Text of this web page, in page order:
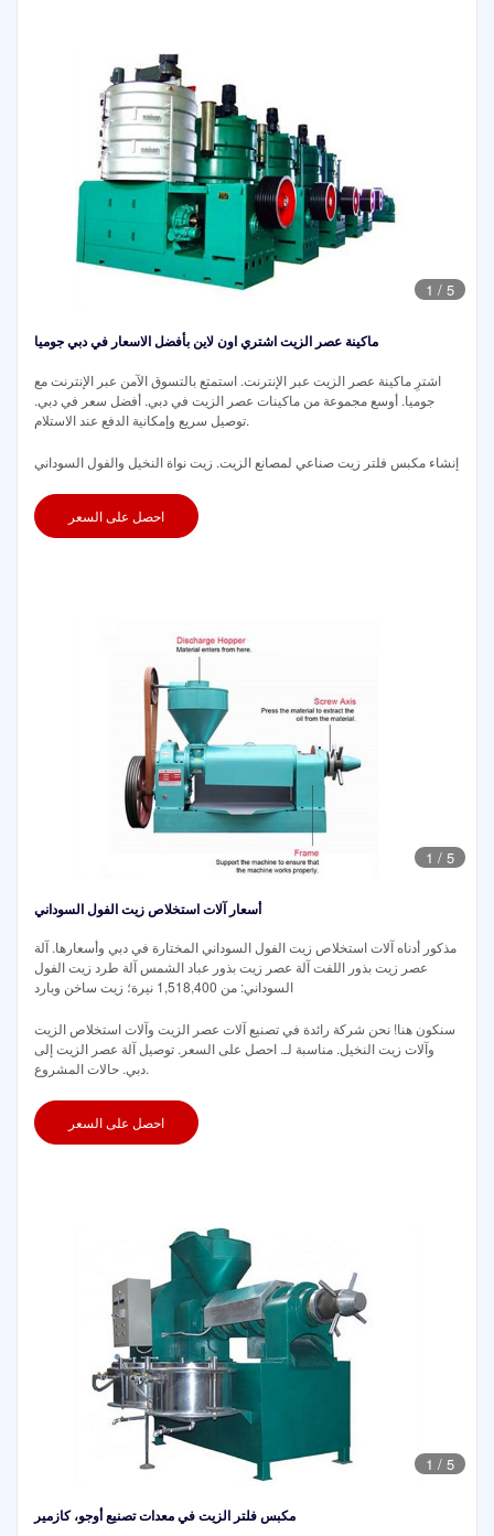
1 / 5
ماكينة عصر الزيت اشتري اون لاين بأفضل الاسعار في دبي جوميا
اشترِ ماكينة عصر الزيت عبر الإنترنت. استمتع بالتسوق الآمن عبر الإنترنت مع
جوميا. أوسع مجموعة من ماكينات عصر الزيت في دبي. أفضل سعر في دبي.
توصيل سريع وإمكانية الدفع عند الاستلام.
إنشاء مكبس فلتر زيت صناعي لمصانع الزيت. زيت نواة النخيل والفول السوداني
احصل على السعر
1 / 5
أسعار آلات استخلاص زيت الفول السوداني
مذكور أدناه آلات استخلاص زيت الفول السوداني المختارة في دبي وأسعارها. آلة
عصر زيت بذور اللفت آلة عصر زيت بذور عباد الشمس آلة طرد زيت الفول
السوداني: من 1,518,400 نيرة؛ زيت ساخن وبارد
سنكون هنا! نحن شركة رائدة في تصنيع آلات عصر الزيت وآلات استخلاص الزيت
وآلات زيت النخيل. مناسبة لـ. احصل على السعر. توصيل آلة عصر الزيت إلى
دبي. حالات المشروع.
احصل على السعر
1 / 5
مكبس فلتر الزيت في معدات تصنيع أوجو، كازمير